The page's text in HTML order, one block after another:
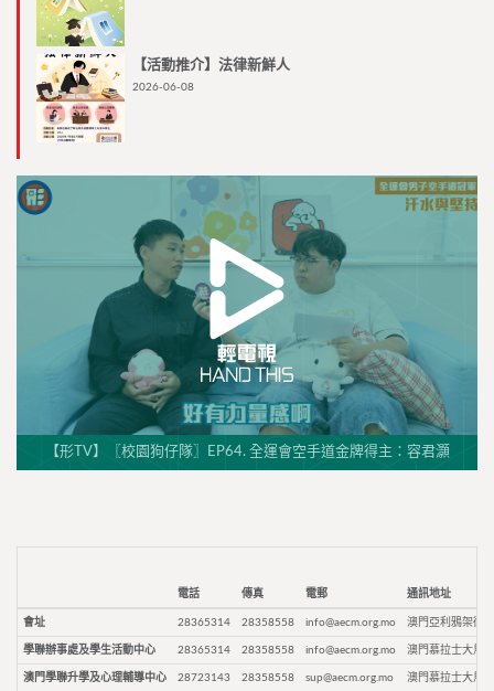
【活動推介】法律新鮮人
2026-06-08
【形TV】〖校園狗仔隊〗EP64. 全運會空手道金牌得主：容君灝
電話 傳真 電郵 通訊地址
會址 28365314 28358558 info@aecm.org.mo 澳門亞利鴉架街9
學聯辦事處及學生活動中心 28365314 28358558 info@aecm.org.mo 澳門慕拉士大馬
澳門學聯升學及心理輔導中心 28723143 28358558 sup@aecm.org.mo 澳門慕拉士大馬